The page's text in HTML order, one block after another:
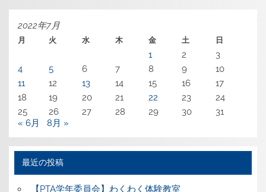
2022年7月
月 火 水 木 金 土 日
1 2
3
4
5 6 7 8 9
10
11
12 13 14 15 16
17
18
19 20 21 22 23
24
25
26 27 28 29 30
31
« 6月
8月 »
最近の投稿
【PTA学年委員会】わくわく体験教室